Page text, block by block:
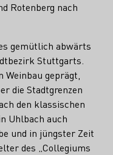
Rotenberg nach
gemütlich abwärts
Stuttgarts.
geprägt,
die Stadtgrenzen
den klassischen
Uhlbach auch
und in jüngster Zeit
des „Collegiums